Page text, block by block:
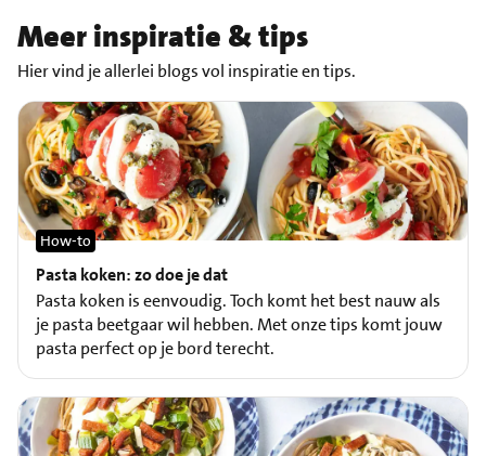
Meer inspiratie & tips
Hier vind je allerlei blogs vol inspiratie en tips.
Pasta koken: zo doe je dat
How-to
Pasta koken is eenvoudig. Toch komt het best nauw als
je pasta beetgaar wil hebben. Met onze tips komt jouw
pasta perfect op je bord terecht.